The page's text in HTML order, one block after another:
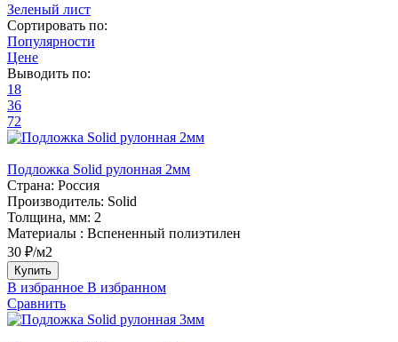
Зеленый лист
Сортировать по:
Популярности
Цене
Выводить по:
18
36
72
Подложка Solid рулонная 2мм
Страна: Россия
Производитель: Solid
Толщина, мм: 2
Материалы : Вспененный полиэтилен
30 ₽/м2
Купить
В избранное В избранном
Сравнить